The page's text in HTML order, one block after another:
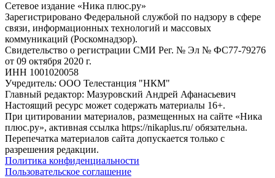
Сетевое издание «Ника плюс.ру»
Зарегистрировано Федеральной службой по надзору в сфере
связи, информационных технологий и массовых
коммуникаций (Роскомнадзор).
Свидетельство о регистрации СМИ Рег. № Эл № ФС77-79276
от 09 октября 2020 г.
ИНН 1001020058
Учредитель: ООО Телестанция "НКМ"
Главный редактор: Мазуровский Андрей Афанасьевич
Настоящий ресурс может содержать материалы 16+.
При цитировании материалов, размещенных на сайте «Ника
плюс.ру», активная ссылка https://nikaplus.ru/ обязательна.
Перепечатка материалов сайта допускается только с
разрешения редакции.
Политика конфиденциальности
Пользовательское соглашение